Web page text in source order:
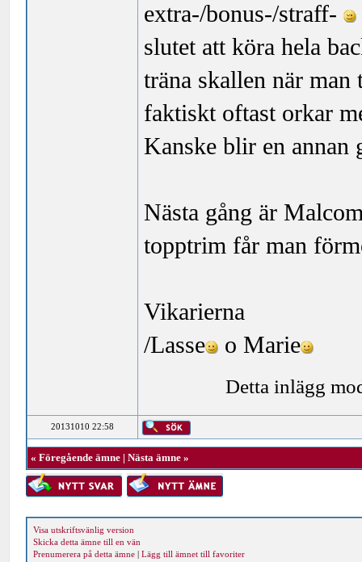
extra-/bonus-/straff-
slutet att köra hela
träna skallen när man
faktiskt oftast orkar
Kanske blir en annan
Nästa gång är
topptrim får man
Vikarierna
/Lasse
o Marie
Detta inlägg
20131010 22:58
«Föregående ämne |Nästa ämne »
Visa utskriftsvänlig version
Skicka detta ämne till en vän
Prenumerera på detta ämne |Lägg till ämnet till favoriter